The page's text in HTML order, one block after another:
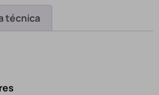
técnica